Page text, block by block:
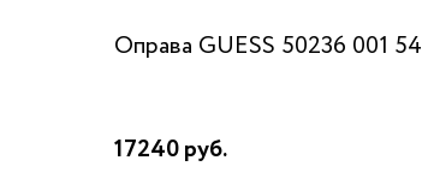
Оправа GUESS 50236 001 54
17240 руб.